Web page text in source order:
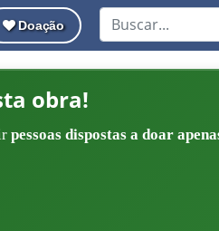
Doação
obra!
pessoas dispostas a doar